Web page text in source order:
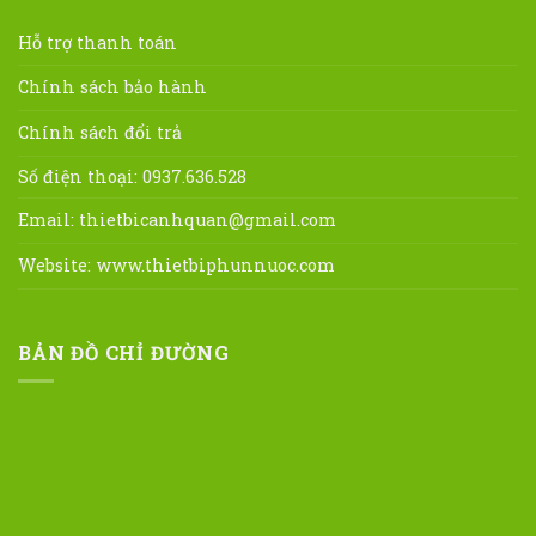
Hỗ trợ thanh toán
Chính sách bảo hành
Chính sách đổi trả
Số điện thoại: 0937.636.528
Email: thietbicanhquan@gmail.com
Website: www.thietbiphunnuoc.com
BẢN ĐỒ CHỈ ĐƯỜNG